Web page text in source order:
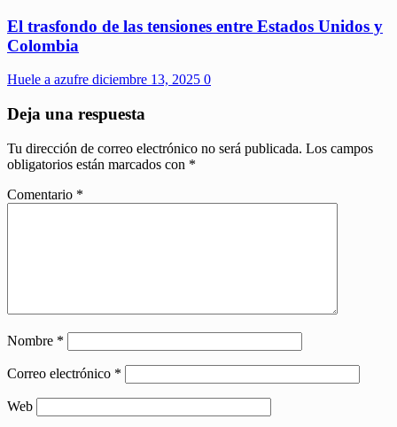
El trasfondo de las tensiones entre Estados Unidos y
Colombia
Huele a azufre diciembre 13, 2025 0
Deja una respuesta
Tu dirección de correo electrónico no será publicada. Los campos
obligatorios están marcados con *
Comentario *
Nombre *
Correo electrónico *
Web